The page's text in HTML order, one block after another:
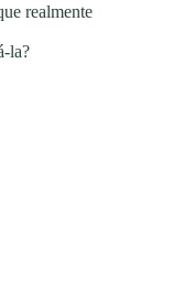
realmente
la?